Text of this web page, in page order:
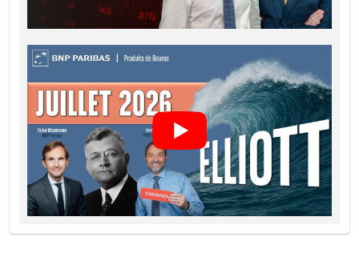
2026 07:56
journalière 0,45 8 255,302
30 juil.
journalière 0,47
2026 06:56
journalière 0,52 8 120,887
29 juil.
2026 22:16
journalière 0,54 8 120,925
29 juil.
2026 07:07
journalière 0,48 8 245,944
journalière 0,48 8 245,866
Latest Product Quotes
Restrike history